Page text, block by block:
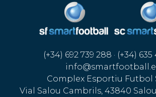
(+34) 692 739 288 · (+34) 635
Complex Esportiu Futbol
Vial Salou Cambrils, 43840